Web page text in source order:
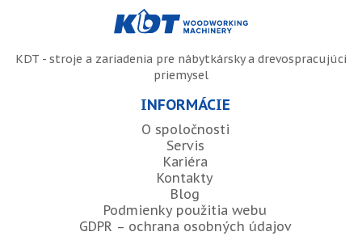
KDT - stroje a zariadenia pre nábytkársky a drevospracujúci
priemysel
INFORMÁCIE
O spoločnosti
Servis
Kariéra
Kontakty
Blog
Podmienky použitia webu
GDPR – ochrana osobných údajov